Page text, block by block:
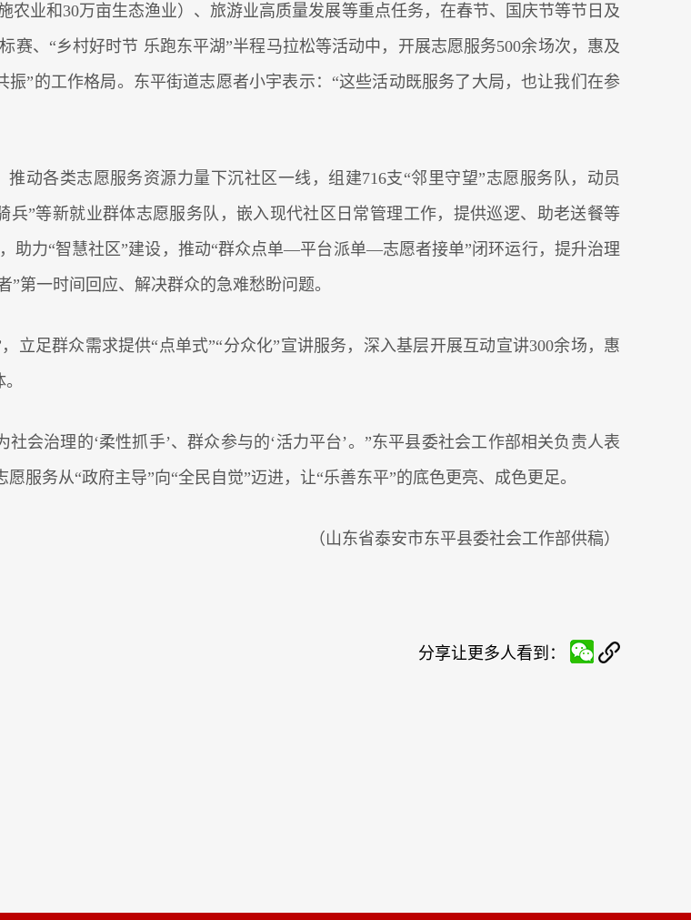
农业和30万亩生态渔业）、旅游业高质量发展等重点任务，在春节、国庆节等节日及
赛、“乡村好时节 乐跑东平湖”半程马拉松等活动中，开展志愿服务500余场次，惠及
”的工作格局。东平街道志愿者小宇表示：“这些活动既服务了大局，也让我们在参
动各类志愿服务资源力量下沉社区一线，组建716支“邻里守望”志愿服务队，动员
兵”等新就业群体志愿服务队，嵌入现代社区日常管理工作，提供巡逻、助老送餐等
助力“智慧社区”建设，推动“群众点单―平台派单―志愿者接单”闭环运行，提升治理
第一时间回应、解决群众的急难愁盼问题。
立足群众需求提供“点单式”“分众化”宣讲服务，深入基层开展互动宣讲300余场，惠
会治理的‘柔性抓手’、群众参与的‘活力平台’。”东平县委社会工作部相关负责人表
服务从“政府主导”向“全民自觉”迈进，让“乐善东平”的底色更亮、成色更足。
（山东省泰安市东平县委社会工作部供稿）
分享让更多人看到：